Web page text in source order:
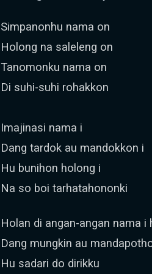
Simpanonhu nama on
Holong na saleleng on
Tanomonku nama on
Di suhi-suhi rohakkon
Imajinasi nama i
Dang tardok au mandokkon i
Hu bunihon holong i
Na so boi tarhatahononki
Holan di angan-angan nama i
Dang mungkin au
Hu sadari do dirikku